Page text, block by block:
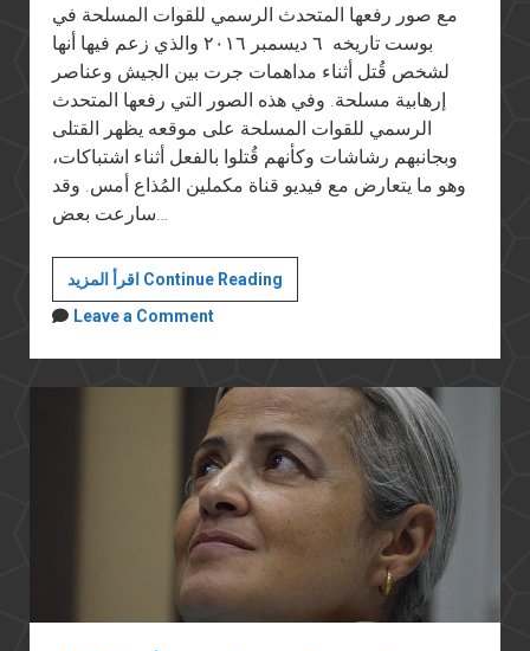
مع صور رفعها المتحدث الرسمي للقوات المسلحة في
بوست تاريخه ٦ ديسمبر ٢٠١٦ والذي زعم فيها أنها
لشخص قُتل أثناء مداهمات جرت بين الجيش وعناصر
إرهابية مسلحة. وفي هذه الصور التي رفعها المتحدث
الرسمي للقوات المسلحة على موقعه يظهر القتلى
وبجانبهم رشاشات وكأنهم قُتلوا بالفعل أثناء اشتباكات،
وهو ما يتعارض مع فيديو قناة مكملين المُذاع أمس. وقد
سارعت بعض…
اقرأ المزيد Continue Readingيجب
على
النواب
أن
يحقق
في
فيديو
تسريب
سيناء
الأخير
Leave a Comment